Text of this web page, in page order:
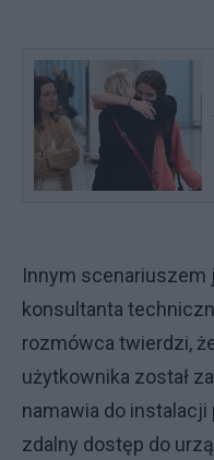
Innym scenariuszem
konsultanta
rozmówca twierdzi,
użytkownika został
namawia do
zdalny dostęp do